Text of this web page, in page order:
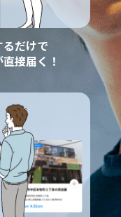
だけで
接届く！